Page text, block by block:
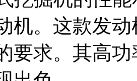
机。这款发
要求。其高